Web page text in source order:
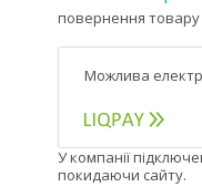
повернення товару
У компанії
покидаючи сайту.